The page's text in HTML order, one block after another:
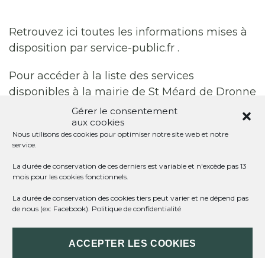
Gérer le consentement
aux cookies
Nous utilisons des cookies pour optimiser notre site web et notre
service.
La durée de conservation de ces derniers est variable et n'excède pas 13
mois pour les cookies fonctionnels.
La durée de conservation des cookies tiers peut varier et ne dépend pas
de nous (ex: Facebook). Politique de confidentialité
ACCEPTER LES COOKIES
Retrouvez ici toutes les informations mises à
disposition par service-public.fr .
Pour accéder à la liste des services
disponibles à la mairie de St Méard de Dronne
Les services en mairie
Accès direct au site de laPréfecture de la
Dordogne
Impossible de trouver la fiche : R62346.xml